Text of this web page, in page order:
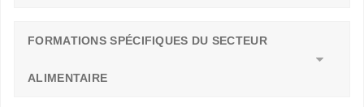
FORMATIONS SPÉCIFIQUES DU SECTEUR
ALIMENTAIRE